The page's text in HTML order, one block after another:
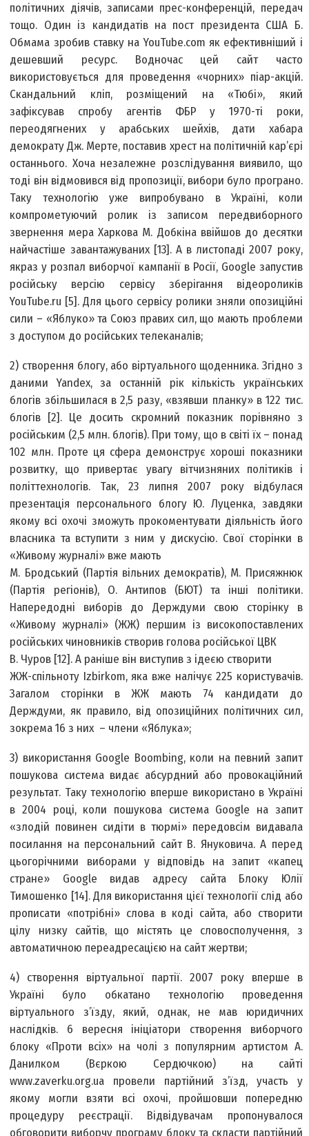
політичних діячів, записами прес-конференцій, передач
тощо. Один із кандидатів на пост президента США Б.
Обмама зробив ставку на YouTube.сom як ефективніший і
дешевший ресурс. Водночас цей сайт часто
використовується для проведення «чорних» піар-акцій.
Скандальний кліп, розміщений на «Тюбі», який
зафіксував спробу агентів ФБР у 1970-ті роки,
переодягнених у арабських шейхів, дати хабара
демократу Дж. Мерте, поставив хрест на політичній кар’єрі
останнього. Хоча незалежне розслідування виявило, що
тоді він відмовився від пропозиції, вибори було програно.
Таку технологію уже випробувано в Україні, коли
компрометуючий ролик із записом передвиборного
звернення мера Харкова М. Добкіна ввійшов до десятки
найчастіше завантажуваних [13]. А в листопаді 2007 року,
якраз у розпал виборчої кампанії в Росії, Google запустив
російську версію сервісу зберігання відеороликів
YouTube.ru [5]. Для цього сервісу ролики зняли опозиційні
сили – «Яблуко» та Союз правих сил, що мають проблеми
з доступом до російських телеканалів;
2) створення блогу, або віртуального щоденника. Згідно з
даними Yandex, за останній рік кількість українських
блогів збільшилася в 2,5 разу, «взявши планку» в 122 тис.
блогів [2]. Це досить скромний показник порівняно з
російським (2,5 млн. блогів). При тому, що в світі їх – понад
102 млн. Проте ця сфера демонструє хороші показники
розвитку, що привертає увагу вітчизняних політиків і
політтехнологів. Так, 23 липня 2007 року відбулася
презентація персонального блогу Ю. Луценка, завдяки
якому всі охочі зможуть прокоментувати діяльність його
власника та вступити з ним у дискусію. Свої сторінки в
«Живому журналі» вже мають
М. Бродський (Партія вільних демократів), М. Присяжнюк
(Партія регіонів), О. Антипов (БЮТ) та інші політики.
Напередодні виборів до Держдуми свою сторінку в
«Живому журналі» (ЖЖ) першим із високопоставлених
російських чиновників створив голова російської ЦВК
В. Чуров [12]. А раніше він виступив з ідеєю створити
ЖЖ-спільноту Izbirkom, яка вже налічує 225 користувачів.
Загалом сторінки в ЖЖ мають 74 кандидати до
Держдуми, як правило, від опозиційних політичних сил,
зокрема 16 з них – члени «Яблука»;
3) використання Google Boombing, коли на певний запит
пошукова система видає абсурдний або провокаційний
результат. Таку технологію вперше використано в Україні
в 2004 році, коли пошукова система Google на запит
«злодій повинен сидіти в тюрмі» передовсім видавала
посилання на персональний сайт В. Януковича. А перед
цьогорічними виборами у відповідь на запит «капец
стране» Google видав адресу сайта Блоку Юлії
Тимошенко [14]. Для використання цієї технології слід або
прописати «потрібні» слова в коді сайта, або створити
цілу низку сайтів, що містять це словосполучення, з
автоматичною переадресацією на сайт жертви;
4) створення віртуальної партії. 2007 року вперше в
Україні було обкатано технологію проведення
віртуального з’їзду, який, однак, не мав юридичних
наслідків. 6 вересня ініціатори створення виборчого
блоку «Проти всіх» на чолі з популярним артистом А.
Данилком (Вєркою Сердючкою) на сайті
www.zaverku.org.ua провели партійний з’їзд, участь у
якому могли взяти всі охочі, пройшовши попередню
процедуру реєстрації. Відвідувачам пропонувалося
обговорити виборчу програму блоку та скласти партійний